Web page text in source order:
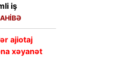
iş
ajiotaj
xəyanət